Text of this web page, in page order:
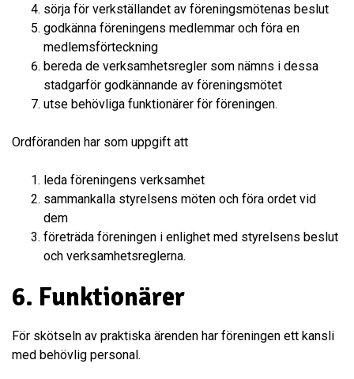
sörja för verkställandet av föreningsmötenas beslut
godkänna föreningens medlemmar och föra en
medlemsförteckning
bereda de verksamhetsregler som nämns i dessa
stadgarför godkännande av föreningsmötet
utse behövliga funktionärer för föreningen.
Ordföranden har som uppgift att
leda föreningens verksamhet
sammankalla styrelsens möten och föra ordet vid
dem
företräda föreningen i enlighet med styrelsens beslut
och verksamhetsreglerna.
6. Funktionärer
För skötseln av praktiska ärenden har föreningen ett kansli
med behövlig personal.